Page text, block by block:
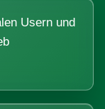
Usern und